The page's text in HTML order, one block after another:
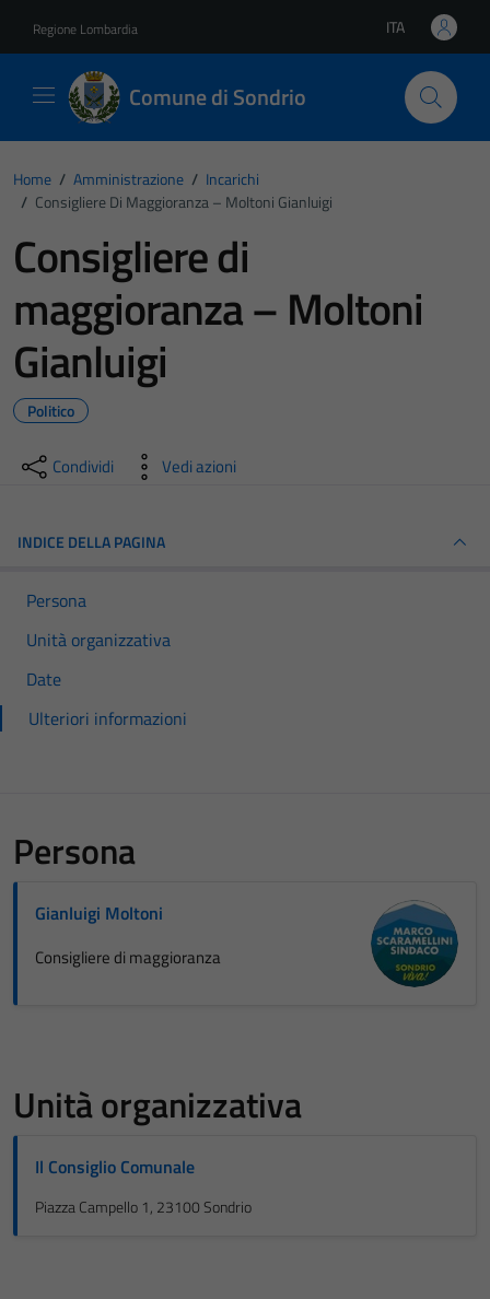
Regione Lombardia Lingua attiva:
ITA
Comune di Sondrio
Home / Amministrazione / Incarichi
/ Consigliere Di Maggioranza – Moltoni Gianluigi
Consigliere di
maggioranza – Moltoni
Gianluigi
Politico
Condividi Vedi azioni
INDICE DELLA PAGINA
Persona
Unità organizzativa
Date
Ulteriori informazioni
Persona
Gianluigi Moltoni
Consigliere di maggioranza
Unità organizzativa
Il Consiglio Comunale
Piazza Campello 1, 23100 Sondrio